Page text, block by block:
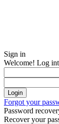
Sign in
Welcome! Log
Forgot your
Password
Recover your